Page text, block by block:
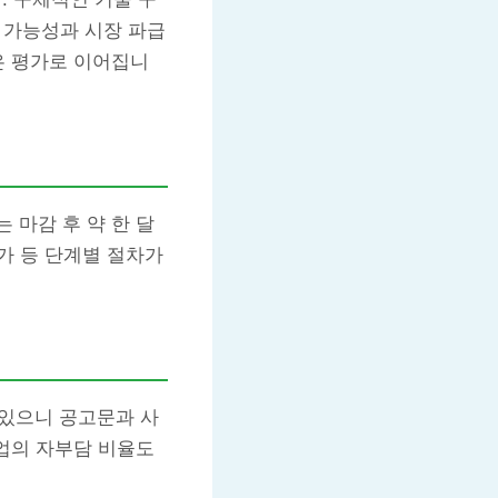
능성과 시장 파급
평가로 이어집니
마감 후 약 한 달
등 단계별 절차가
으니 공고문과 사
의 자부담 비율도